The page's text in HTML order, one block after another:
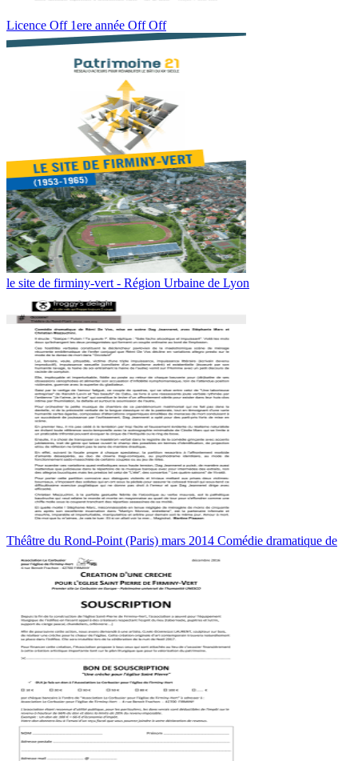
Licence Off 1ere année Off Off
le site de firminy-vert - Région Urbaine de Lyon
Théâtre du Rond-Point (Paris) mars 2014 Comédie dramatique de